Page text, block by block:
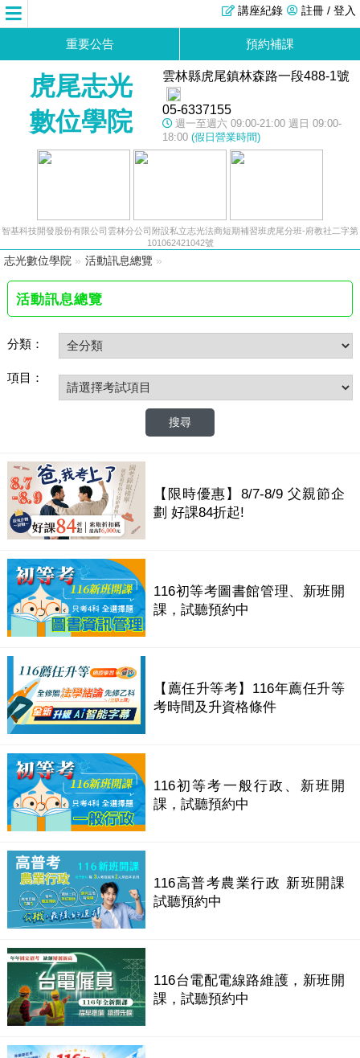
註冊 / 登入
講座紀錄
重要公告 預約補課
虎尾志光
數位學院
雲林縣虎尾鎮林森路一段488-1號
05-6337155
週一至週六 09:00-21:00 週日 09:00-
18:00 (假日營業時間)
智基科技開發股份有限公司雲林分公司附設私立志光法商短期補習班虎尾分班-府教社二字第
101062421042號
志光數位學院 » 活動訊息總覽 »
活動訊息總覽
分類：
項目：
【限時優惠】8/7-8/9 父親節企
劃 好課84折起!
116初等考圖書館管理、新班開
課，試聽預約中
【薦任升等考】116年薦任升等
考時間及升資格條件
116初等考一般行政、新班開
課，試聽預約中
116高普考農業行政 新班開課
試聽預約中
116台電配電線路維護，新班開
課，試聽預約中